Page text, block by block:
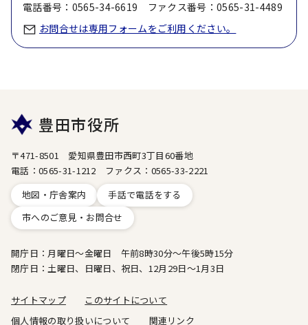
電話番号：0565-34-6619 ファクス番号：0565-31-4489
お問合せは専用フォームをご利用ください。
豊田市役所
〒471-8501 愛知県豊田市西町3丁目60番地
電話：0565-31-1212 ファクス：0565-33-2221
地図・庁舎案内
手話で電話をする
市へのご意見・お問合せ
開庁日：月曜日～金曜日 午前8時30分～午後5時15分
閉庁日：土曜日、日曜日、祝日、12月29日～1月3日
サイトマップ
このサイトについて
個人情報の取り扱いについて
関連リンク